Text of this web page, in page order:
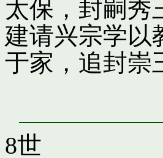
太保，封嗣秀
建请兴宗学以
于家，追封崇
8世